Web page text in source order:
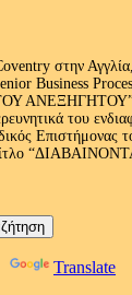
στην
Business
ΑΝΕΞΗΓΗΤΟΥ”
του
Translate